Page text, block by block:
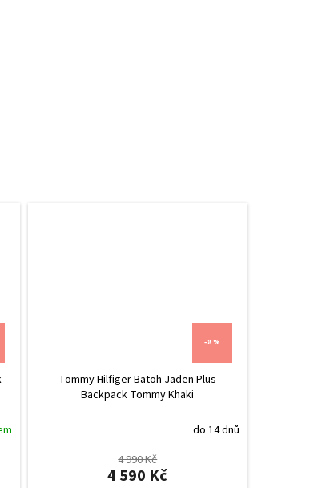
–8 %
Tommy Hilfiger Batoh Jaden Plus
Backpack Tommy Khaki
do 14 dnů
4 990 Kč
4 590 Kč